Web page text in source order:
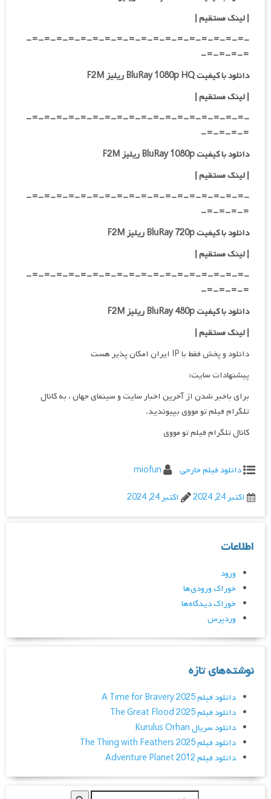
|لینک مستقیم|
-=-=-=-=-=-=-=-=-=-=-=-=-=-=-=-=-=-=-
=-=-=-=-
دانلود با کیفیت BluRay 1080p HQ ریلیز F2M
|لینک مستقیم|
-=-=-=-=-=-=-=-=-=-=-=-=-=-=-=-=-=-=-
=-=-=-=-
دانلود با کیفیت BluRay 1080p ریلیز F2M
|لینک مستقیم|
-=-=-=-=-=-=-=-=-=-=-=-=-=-=-=-=-=-=-
=-=-=-=-
دانلود با کیفیت BluRay 720p ریلیز F2M
| لینک مستقیم|
-=-=-=-=-=-=-=-=-=-=-=-=-=-=-=-=-=-=-
=-=-=-=-
دانلود با کیفیت BluRay 480p ریلیز F2M
| لینک مستقیم|
دانلود و پخش فقط با IP ایران امکان پذیر هست
پیشنهادات سایت:
برای باخبر شدن از آخرین اخبار سایت و سینمای جهان ، به کانال
تلگرام فیلم تو مووی بپیوندید.
کانال تلگرام فیلم تو مووی
دانلود فیلم خارجی
miofun
اکتبر 24, 2024
اکتبر 24, 2024
اطلاعات
ورود
خوراک ورودی‌ها
خوراک دیدگاه‌ها
وردپرس
نوشته‌های تازه
دانلود فیلم A Time for Bravery 2025
دانلود فیلم The Great Flood 2025
دانلود سریال Kurulus Orhan
دانلود فیلم The Thing with Feathers 2025
دانلود فیلم Adventure Planet 2012